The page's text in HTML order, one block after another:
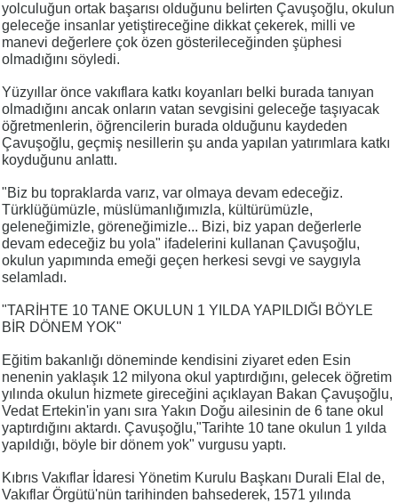
yolculuğun ortak başarısı olduğunu belirten Çavuşoğlu, okulun
geleceğe insanlar yetiştireceğine dikkat çekerek, milli ve
manevi değerlere çok özen gösterileceğinden şüphesi
olmadığını söyledi.
Yüzyıllar önce vakıflara katkı koyanları belki burada tanıyan
olmadığını ancak onların vatan sevgisini geleceğe taşıyacak
öğretmenlerin, öğrencilerin burada olduğunu kaydeden
Çavuşoğlu, geçmiş nesillerin şu anda yapılan yatırımlara katkı
koyduğunu anlattı.
"Biz bu topraklarda varız, var olmaya devam edeceğiz.
Türklüğümüzle, müslümanlığımızla, kültürümüzle,
geleneğimizle, göreneğimizle... Bizi, biz yapan değerlerle
devam edeceğiz bu yola" ifadelerini kullanan Çavuşoğlu,
okulun yapımında emeği geçen herkesi sevgi ve saygıyla
selamladı.
"TARİHTE 10 TANE OKULUN 1 YILDA YAPILDIĞI BÖYLE
BİR DÖNEM YOK"
Eğitim bakanlığı döneminde kendisini ziyaret eden Esin
nenenin yaklaşık 12 milyona okul yaptırdığını, gelecek öğretim
yılında okulun hizmete gireceğini açıklayan Bakan Çavuşoğlu,
Vedat Ertekin'in yanı sıra Yakın Doğu ailesinin de 6 tane okul
yaptırdığını aktardı. Çavuşoğlu,"Tarihte 10 tane okulun 1 yılda
yapıldığı, böyle bir dönem yok" vurgusu yaptı.
Kıbrıs Vakıflar İdaresi Yönetim Kurulu Başkanı Durali Elal de,
Vakıflar Örgütü'nün tarihinden bahsederek, 1571 yılında